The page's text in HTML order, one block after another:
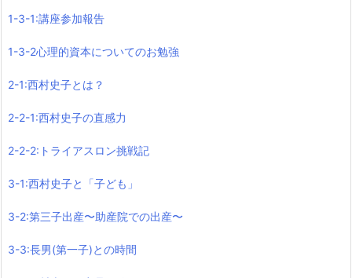
1-3-1:講座参加報告
1-3-2心理的資本についてのお勉強
2-1:西村史子とは？
2-2-1:西村史子の直感力
2-2-2:トライアスロン挑戦記
3-1:西村史子と「子ども」
3-2:第三子出産〜助産院での出産〜
3-3:長男(第一子)との時間